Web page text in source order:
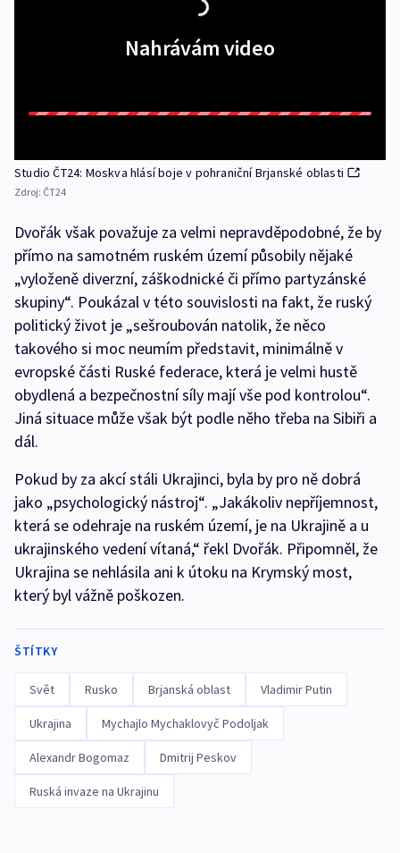
Nahrávám video
Studio ČT24: Moskva hlásí boje v pohraniční Brjanské oblasti
Zdroj: ČT24
Dvořák však považuje za velmi nepravděpodobné, že by
přímo na samotném ruském území působily nějaké
„vyloženě diverzní, záškodnické či přímo partyzánské
skupiny“. Poukázal v této souvislosti na fakt, že ruský
politický život je „sešroubován natolik, že něco
takového si moc neumím představit, minimálně v
evropské části Ruské federace, která je velmi hustě
obydlená a bezpečnostní síly mají vše pod kontrolou“.
Jiná situace může však být podle něho třeba na Sibiři a
dál.
Pokud by za akcí stáli Ukrajinci, byla by pro ně dobrá
jako „psychologický nástroj“. „Jakákoliv nepříjemnost,
která se odehraje na ruském území, je na Ukrajině a u
ukrajinského vedení vítaná,“ řekl Dvořák. Připomněl, že
Ukrajina se nehlásila ani k útoku na Krymský most,
který byl vážně poškozen.
ŠTÍTKY
Svět Rusko Brjanská oblast Vladimir Putin
Ukrajina Mychajlo Mychaklovyč Podoljak
Alexandr Bogomaz Dmitrij Peskov
Ruská invaze na Ukrajinu